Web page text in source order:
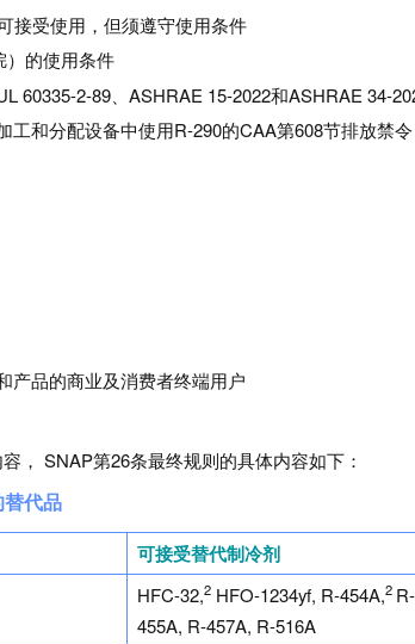
接受使用，但须遵守使用条件
）的使用条件
60335-2-89、ASHRAE 15-2022和ASHRAE 34-
工和分配设备中使用R-290的CAA第608节排放禁令
产品的商业及消费者终端用户
， SNAP第26条最终规则的具体内容如下：
代品
可接受替代制冷剂
HFC-32,2 HFO-1234yf, R-454A,2
455A, R-457A, R-516A